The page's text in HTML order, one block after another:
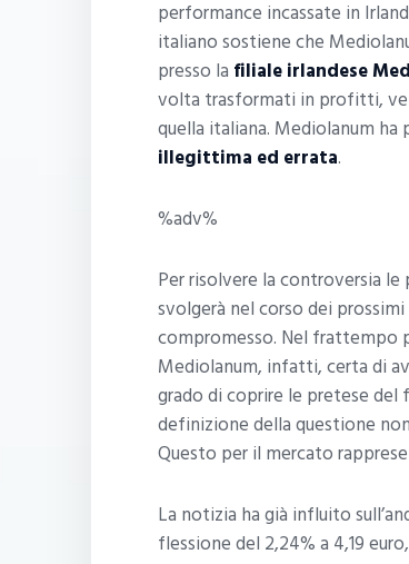
performance incassate in
italiano sostiene che
presso la filiale irlandese
volta trasformati in profitti,
quella italiana. Mediolanum
illegittima ed errata.
%adv%
Per risolvere la controversia
svolgerà nel corso dei
compromesso. Nel frattempo
Mediolanum, infatti, certa di
grado di coprire le pretese del
definizione della questione
Questo per il mercato
La notizia ha già influito
flessione del 2,24% a 4,19